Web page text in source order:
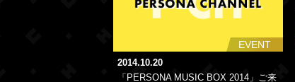
EVENT
2014.10.20
「PERSONA MUSIC BOX 2014」ご来